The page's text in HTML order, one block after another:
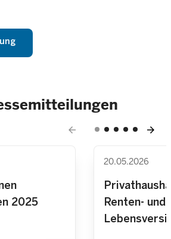
arrow_back arrow_forward
2025
20.05.2026
Renten-